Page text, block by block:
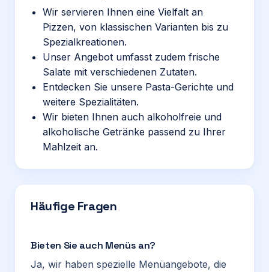
Wir servieren Ihnen eine Vielfalt an
Pizzen, von klassischen Varianten bis zu
Spezialkreationen.
Unser Angebot umfasst zudem frische
Salate mit verschiedenen Zutaten.
Entdecken Sie unsere Pasta-Gerichte und
weitere Spezialitäten.
Wir bieten Ihnen auch alkoholfreie und
alkoholische Getränke passend zu Ihrer
Mahlzeit an.
Häufige Fragen
Bieten Sie auch Menüs an?
Ja, wir haben spezielle Menüangebote, die